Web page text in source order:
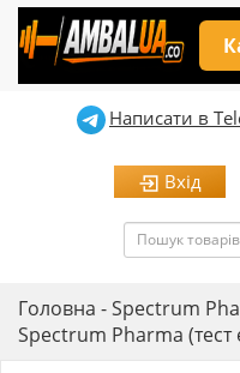
Написати в
Вхід
Головна -Spectrum
Spectrum Pharma (тест